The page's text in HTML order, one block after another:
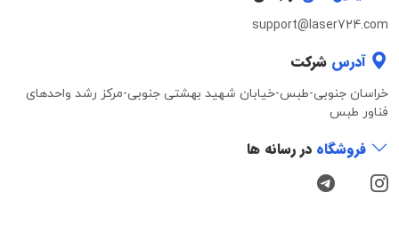
support@laser724.com
آدرس شرکت
خراسان جنوبی-طبس-خیابان شهید بهشتی جنوبی-مرکز رشد واحدهای
فناور طبس
فروشگاه در رسانه ها